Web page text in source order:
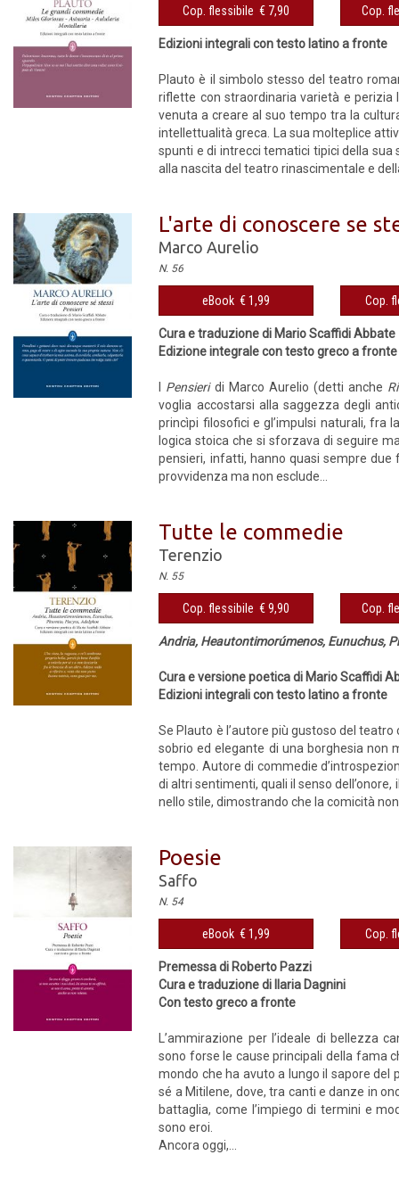
Cop. flessibile € 7,90 Cop.
Edizioni integrali con testo latino a fronte
Plauto è il simbolo stesso del teatro
riflette con straordinaria varietà e perizia
venuta a creare al suo tempo tra la
intellettualità greca. La sua molteplice
spunti e di intrecci tematici tipici della
alla nascita del teatro rinascimentale e
L'arte di conoscere se
Marco Aurelio
N. 56
eBook € 1,99 Cop.
Cura e traduzione di Mario Scaffidi Abbate
Edizione integrale con testo greco a fronte
Pensieri di Marco Aurelio (detti anche
voglia accostarsi alla saggezza degli
princìpi filosofici e gl’impulsi naturali, fra
logica stoica che si sforzava di seguire
pensieri, infatti, hanno quasi sempre due
provvidenza ma non esclude...
Tutte le commedie
Terenzio
N. 55
Cop. flessibile € 9,90 Cop.
Andria, Heautontimorúmenos, Eunuchus,
Cura e versione poetica di Mario Scaffidi
Edizioni integrali con testo latino a fronte
Se Plauto è l’autore più gustoso del
sobrio ed elegante di una borghesia non
tempo. Autore di commedie
di altri sentimenti, quali il senso
nello stile, dimostrando che la comicità
Poesie
Saffo
N. 54
eBook € 1,99 Cop.
Premessa di Roberto Pazzi
Cura e traduzione di Ilaria Dagnini
Con testo greco a fronte
L’ammirazione per l’ideale di bellezza
sono forse le cause principali della fama
mondo che ha avuto a lungo il sapore del
sé a Mitilene, dove, tra canti e danze in
battaglia, come l’impiego di termini e
sono eroi.
Ancora oggi,...